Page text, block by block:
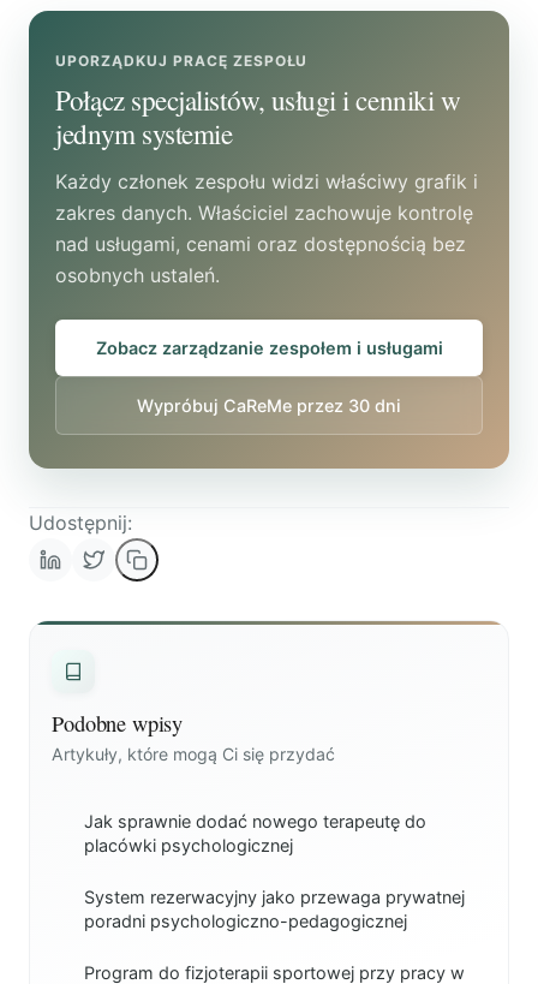
decyzji medycznej.
UPORZĄDKUJ PRACĘ ZESPOŁU
Połącz specjalistów, usługi i cenniki w
jednym systemie
Każdy członek zespołu widzi właściwy grafik i
zakres danych. Właściciel zachowuje kontrolę
nad usługami, cenami oraz dostępnością bez
osobnych ustaleń.
Zobacz zarządzanie zespołem i usługami
Wypróbuj CaReMe przez 30 dni
Udostępnij:
Podobne wpisy
Artykuły, które mogą Ci się przydać
Jak sprawnie dodać nowego terapeutę do
placówki psychologicznej
System rezerwacyjny jako przewaga prywatnej
poradni psychologiczno-pedagogicznej
Program do fizjoterapii sportowej przy pracy w